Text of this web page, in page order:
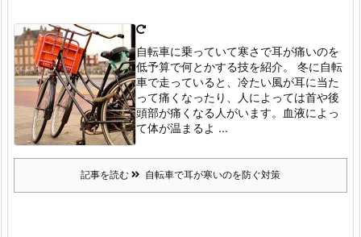
自転車に乗っていて寒さで耳が痛いのを
低予算で何とかする技を紹介。
冬に自転
車で走っていると、冷たい風が耳に当た
って痛くなったり、人によっては首や後
頭部が痛くなる人がいます。
血液によっ
て体が温まるよ ...
記事を読む 自転車で耳が寒いのを防ぐ対策